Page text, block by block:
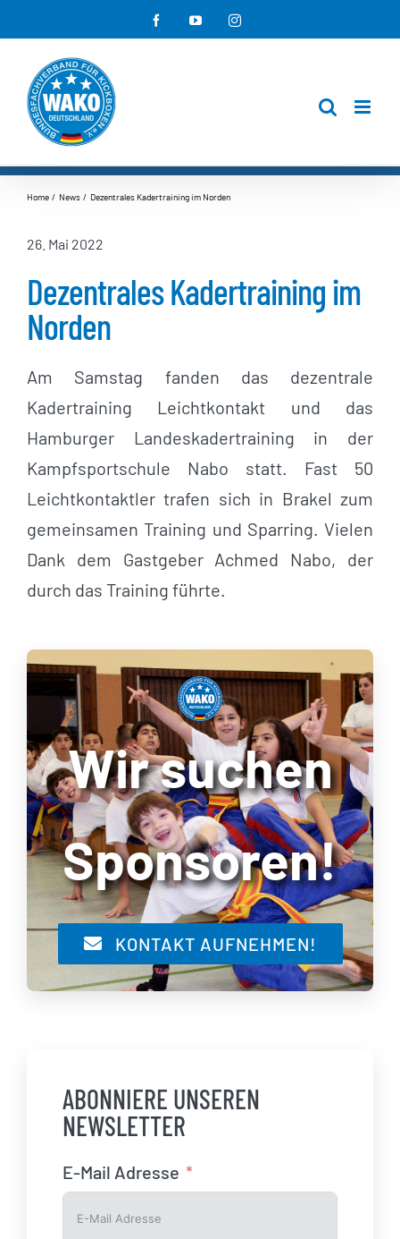
Inhalt
springen
FacebookYouTubeInstagram
Home News Dezentrales Kadertraining im Norden
26. Mai 2022
Dezentrales Kadertraining im
Norden
Am Samstag fanden das dezentrale
Kadertraining Leichtkontakt und das
Hamburger Landeskadertraining in der
Kampfsportschule Nabo statt. Fast 50
Leichtkontaktler trafen sich in Brakel zum
gemeinsamen Training und Sparring. Vielen
Dank dem Gastgeber Achmed Nabo, der
durch das Training führte.
Wir suchen
Sponsoren!
KONTAKT AUFNEHMEN!
ABONNIERE UNSEREN
NEWSLETTER
E-Mail Adresse